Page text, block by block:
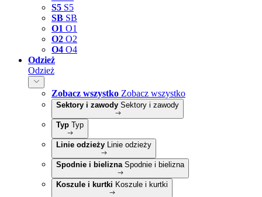
S5 S5
SB SB
O1 O1
O2 O2
O4 O4
Odzież
Odzież
Zobacz wszystko Zobacz wszystko
Sektory i zawody Sektory i zawody
Typ Typ
Linie odzieży Linie odzieży
Spodnie i bielizna Spodnie i bielizna
Koszule i kurtki Koszule i kurtki